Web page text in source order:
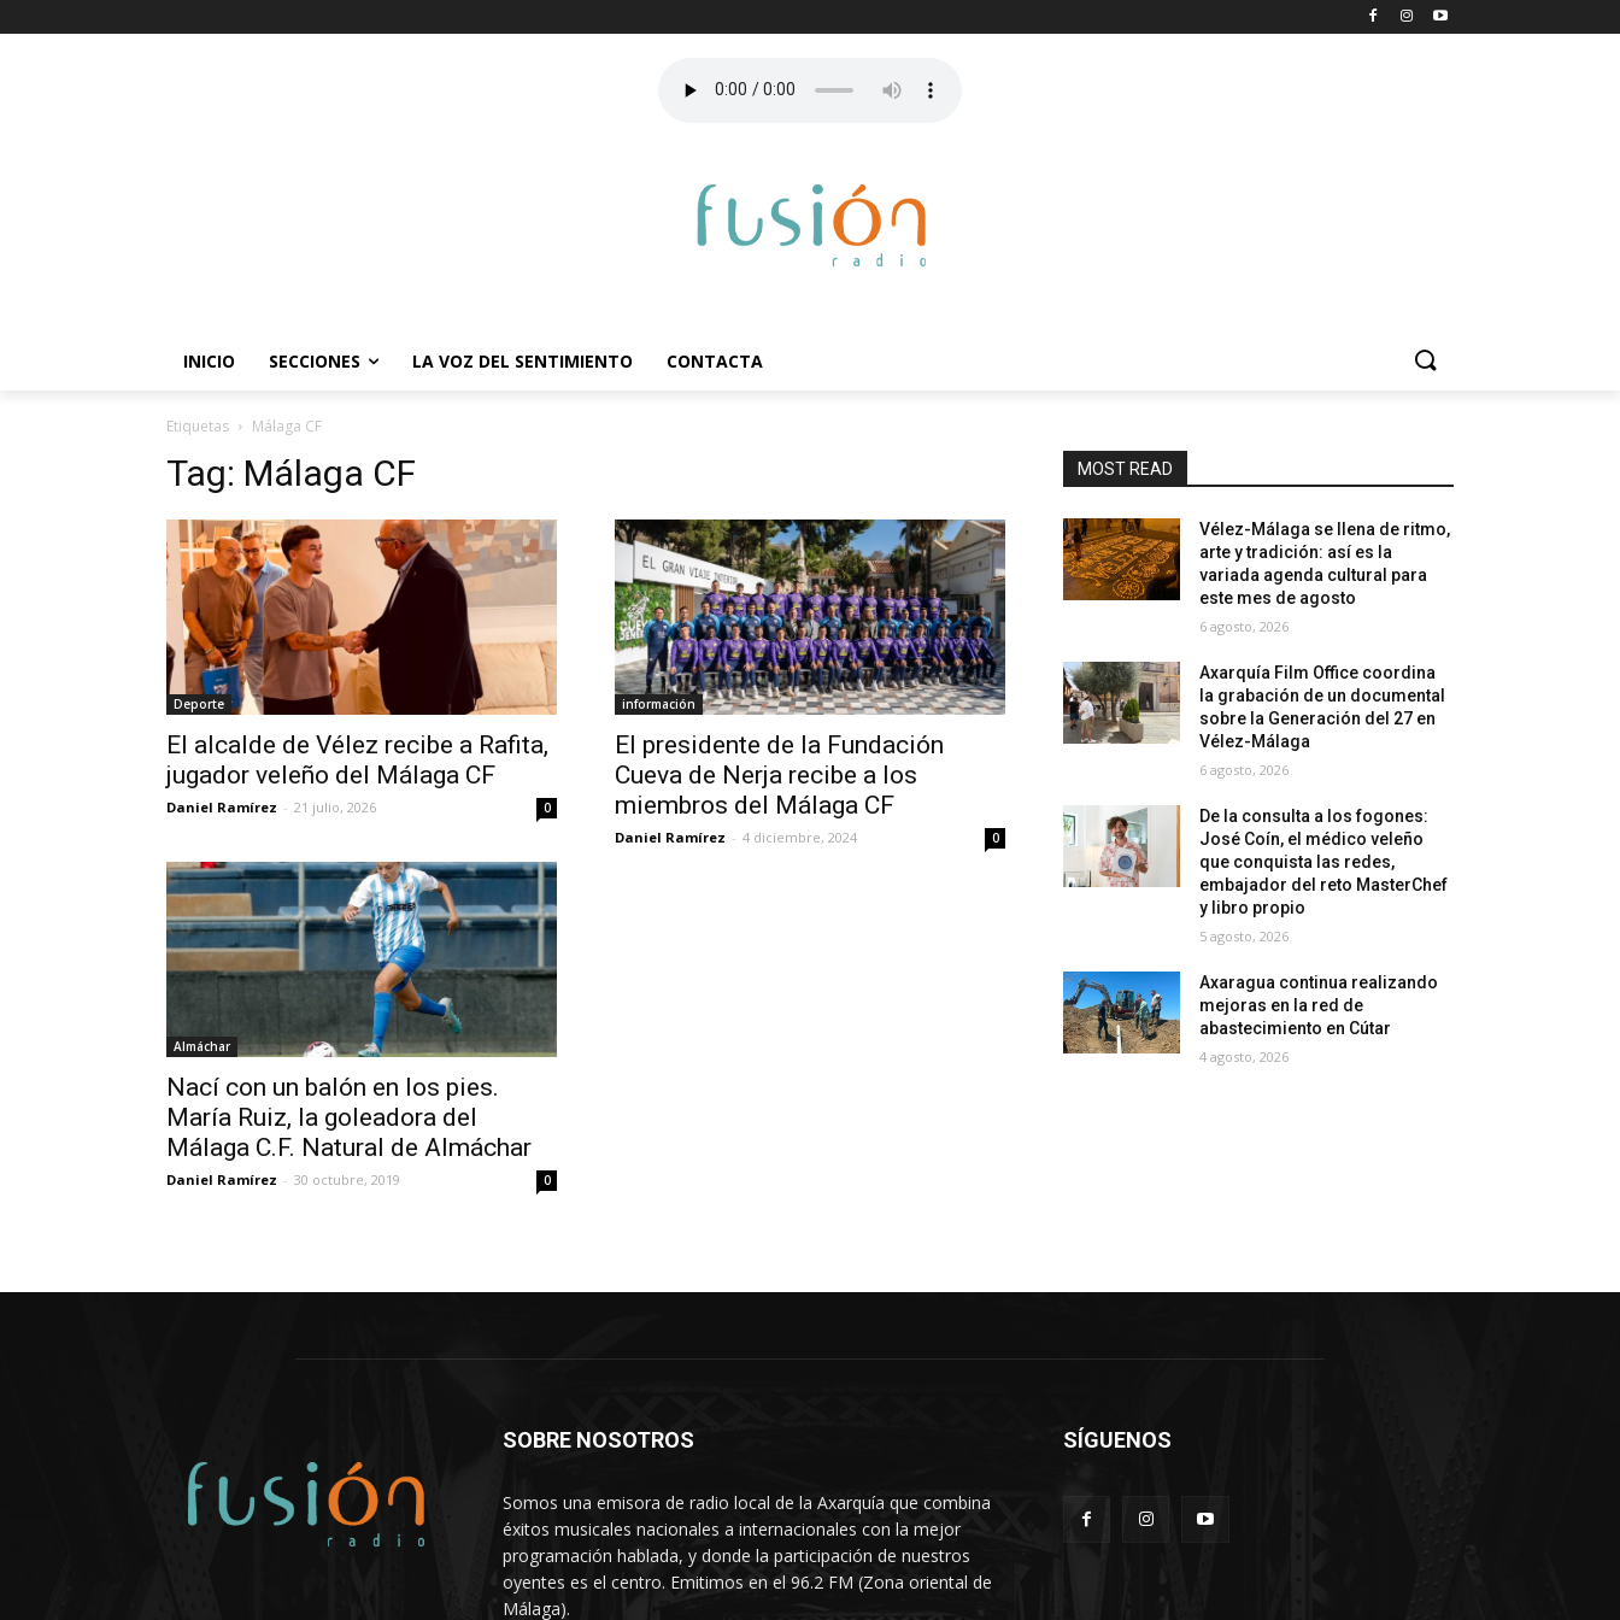
INICIO SECCIONES LA VOZ DEL SENTIMIENTO CONTACTA
Etiquetas Málaga CF
Tag: Málaga CF
Deporte
El alcalde de Vélez recibe a Rafita,
jugador veleño del Málaga CF
Daniel Ramírez - 21 julio, 2026 0
información
El presidente de la Fundación
Cueva de Nerja recibe a los
miembros del Málaga CF
Daniel Ramírez - 4 diciembre, 2024 0
Almáchar
Nací con un balón en los pies.
María Ruiz, la goleadora del
Málaga C.F. Natural de Almáchar
Daniel Ramírez - 30 octubre, 2019 0
MOST READ
Vélez-Málaga se llena de ritmo,
arte y tradición: así es la
variada agenda cultural para
este mes de agosto
6 agosto, 2026
Axarquía Film Office coordina
la grabación de un documental
sobre la Generación del 27 en
Vélez-Málaga
6 agosto, 2026
De la consulta a los fogones:
José Coín, el médico veleño
que conquista las redes,
embajador del reto MasterChef
y libro propio
5 agosto, 2026
Axaragua continua realizando
mejoras en la red de
abastecimiento en Cútar
4 agosto, 2026
SOBRE NOSOTROS
Somos una emisora de radio local de la Axarquía que combina
éxitos musicales nacionales a internacionales con la mejor
programación hablada, y donde la participación de nuestros
oyentes es el centro. Emitimos en el 96.2 FM (Zona oriental de
Málaga).
SÍGUENOS